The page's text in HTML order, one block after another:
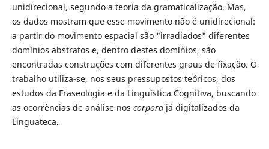
unidirecional, segundo a teoria da gramaticalização. Mas,
os dados mostram que esse movimento não é unidirecional:
a partir do movimento espacial são "irradiados" diferentes
domínios abstratos e, dentro destes domínios, são
encontradas construções com diferentes graus de fixação. O
trabalho utiliza-se, nos seus pressupostos teóricos, dos
estudos da Fraseologia e da Linguística Cognitiva, buscando
as ocorrências de análise nos corporajá digitalizados da
Linguateca.